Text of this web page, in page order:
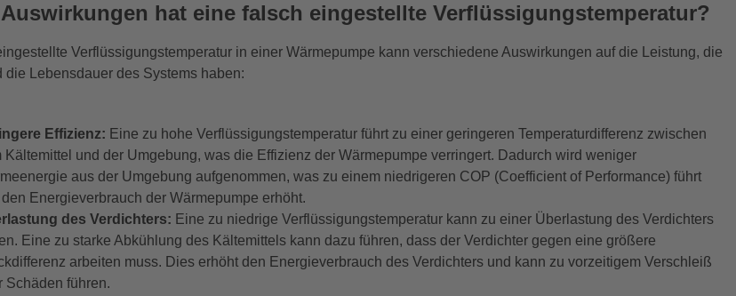
hat eine falsch eingestellte Verflüssigungstemperatur?
Verflüssigungstemperatur in einer Wärmepumpe kann verschiedene Auswirkungen auf die Leistung, die
die Lebensdauer des Systems haben:
Effizienz: Eine zu hohe Verflüssigungstemperatur führt zu einer geringeren Temperaturdifferenz zwischen
Kältemittel und der Umgebung, was die Effizienz der Wärmepumpe verringert. Dadurch wird weniger
aus der Umgebung aufgenommen, was zu einem niedrigeren COP (Coefficient of Performance) führt
Energieverbrauch der Wärmepumpe erhöht.
des Verdichters: Eine zu niedrige Verflüssigungstemperatur kann zu einer Überlastung des Verdichters
Eine zu starke Abkühlung des Kältemittels kann dazu führen, dass der Verdichter gegen eine größere
arbeiten muss. Dies erhöht den Energieverbrauch des Verdichters und kann zu vorzeitigem Verschleiß
Schäden führen.